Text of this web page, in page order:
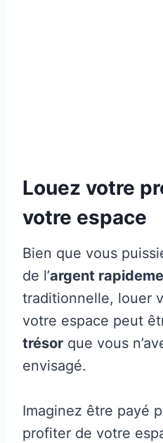
Louez votre
votre espace
Bien que vous
de l’argent
traditionnelle, louer
votre espace peut
trésor que vous
envisagé.
Imaginez être payé
profiter de votre